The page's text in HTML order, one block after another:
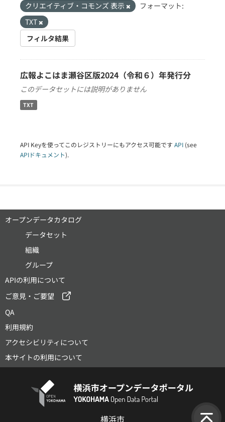
クリエイティブ・コモンズ 表示
フォーマット:
TXT
フィルタ結果
広報よこはま瀬谷区版2024（令和６）年発行分
このデータセットには説明がありません
TXT
API Keyを使ってこのレジストリーにもアクセス可能です API (see
APIドキュメント).
オープンデータカタログ
データセット
組織
グループ
APIの利用について
ご意見・ご要望
QA
利用規約
アクセシビリティについて
本サイトの利用について
横浜市